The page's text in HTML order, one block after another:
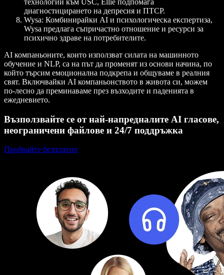
технологии към USC, Ellie подпомага
диагностицирането на депресия и ПТСР.
Wysa: Комбинирайки AI и психологическа експертиза,
Wysa предлага съпричастно отношение и ресурси за
психично здраве на потребителите.
AI компаньоните, които използват силата на машинното
обучение и NLP, са на път да променят из основи начина, по
който търсим емоционална подкрепа и общуваме в реалния
свят. Включвайки AI компаньонството в живота си, можем
по-лесно да преминаваме през възходите и паденията в
ежедневието.
Възползвайте се от най-напредналите AI гласове,
неограничени файлове и 24/7 поддръжка
Пробвайте безплатно